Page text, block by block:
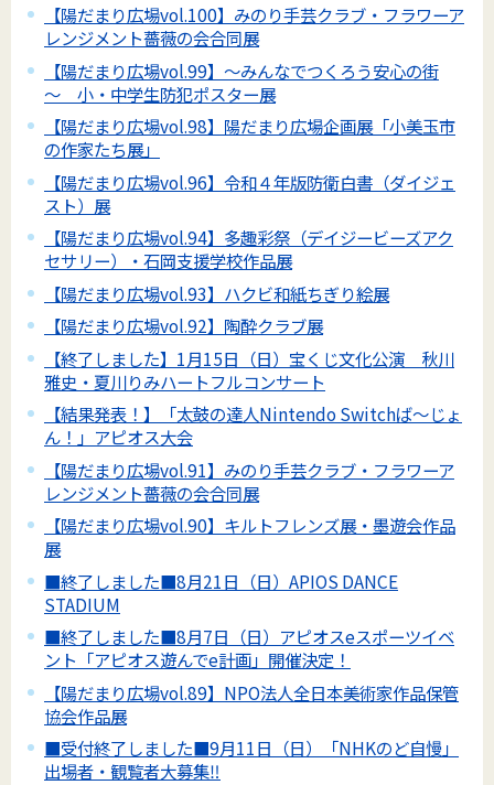
【陽だまり広場vol.100】みのり手芸クラブ・フラワーア
レンジメント薔薇の会合同展
【陽だまり広場vol.99】～みんなでつくろう安心の街
～ 小・中学生防犯ポスター展
【陽だまり広場vol.98】陽だまり広場企画展「小美玉市
の作家たち展」
【陽だまり広場vol.96】令和４年版防衛白書（ダイジェ
スト）展
【陽だまり広場vol.94】多趣彩祭（デイジービーズアク
セサリー）・石岡支援学校作品展
【陽だまり広場vol.93】ハクビ和紙ちぎり絵展
【陽だまり広場vol.92】陶酔クラブ展
【終了しました】1月15日（日）宝くじ文化公演 秋川
雅史・夏川りみハートフルコンサート
【結果発表！】「太鼓の達人Nintendo Switchば～じょ
ん！」アピオス大会
【陽だまり広場vol.91】みのり手芸クラブ・フラワーア
レンジメント薔薇の会合同展
【陽だまり広場vol.90】キルトフレンズ展・墨遊会作品
展
■終了しました■8月21日（日）APIOS DANCE
STADIUM
■終了しました■8月7日（日）アピオスeスポーツイベ
ント「アピオス遊んでe計画」開催決定！
【陽だまり広場vol.89】NPO法人全日本美術家作品保管
協会作品展
■受付終了しました■9月11日（日）「NHKのど自慢」
出場者・観覧者大募集‼